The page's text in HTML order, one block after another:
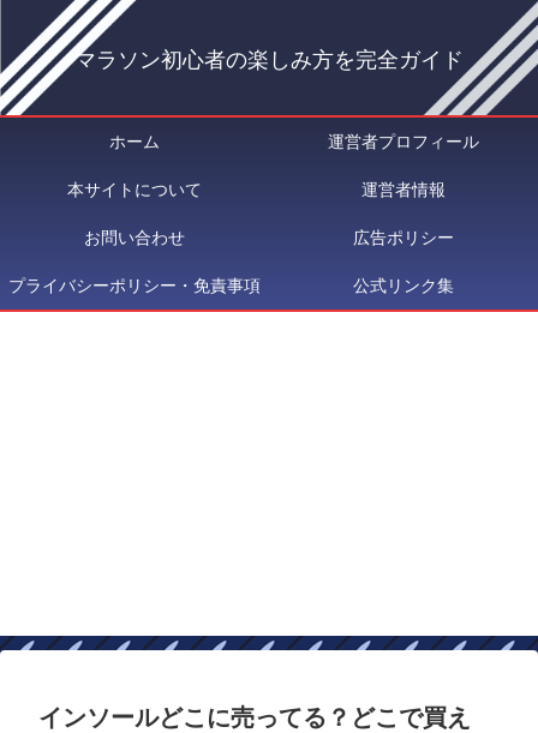
マラソン初心者の楽しみ方を完全ガイド
ホーム 運営者プロフィール
本サイトについて 運営者情報
お問い合わせ 広告ポリシー
プライバシーポリシー・免責事項 公式リンク集
インソールどこに売ってる？どこで買え